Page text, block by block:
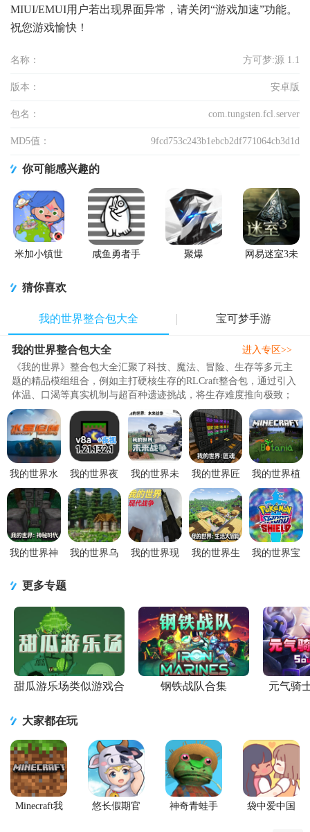
MIUI/EMUI用户若出现界面异常，请关闭“游戏加速”功能。
祝您游戏愉快！
名称： 方可梦:源 1.1
版本： 安卓版
包名： com.tungsten.fcl.server
MD5值： 9fcd753c243b1ebcb2df771064cb3d1d
你可能感兴趣的
米加小镇世
咸鱼勇者手
聚爆
网易迷室3未
猜你喜欢
我的世界整合包大全 宝可梦手游
我的世界整合包大全
《我的世界》整合包大全汇聚了科技、魔法、冒险、生存等多元主
题的精品模组组合，例如主打硬核生存的RLCraft整合包，通过引入
体温、口渴等真实机制与超百种遗迹挑战，将生存难度推向极致；
科技爱好者可体验FTBInfini..
进入专区>>
我的世界水
星迫降重制
版v1.12.2 安
卓版
我的世界夜
视
modv1.21.132.1
安卓版
我的世界未
来战争
7723MODv1.12.2
安卓版
我的世界匠
魂模组中文
版v1.12.2 安
卓版
我的世界植
物魔法模组
手机版
v1.12.2 安卓
版
我的世界神
modv1.12.2
我的世界乌
安卓版
我的世界现
我的世界生
我的世界宝
版
更多专题
甜瓜游乐场类似游戏合
钢铁战队合集 元气骑
大家都在玩
Minecraft我
悠长假期官
神奇青蛙手
袋中爱中国